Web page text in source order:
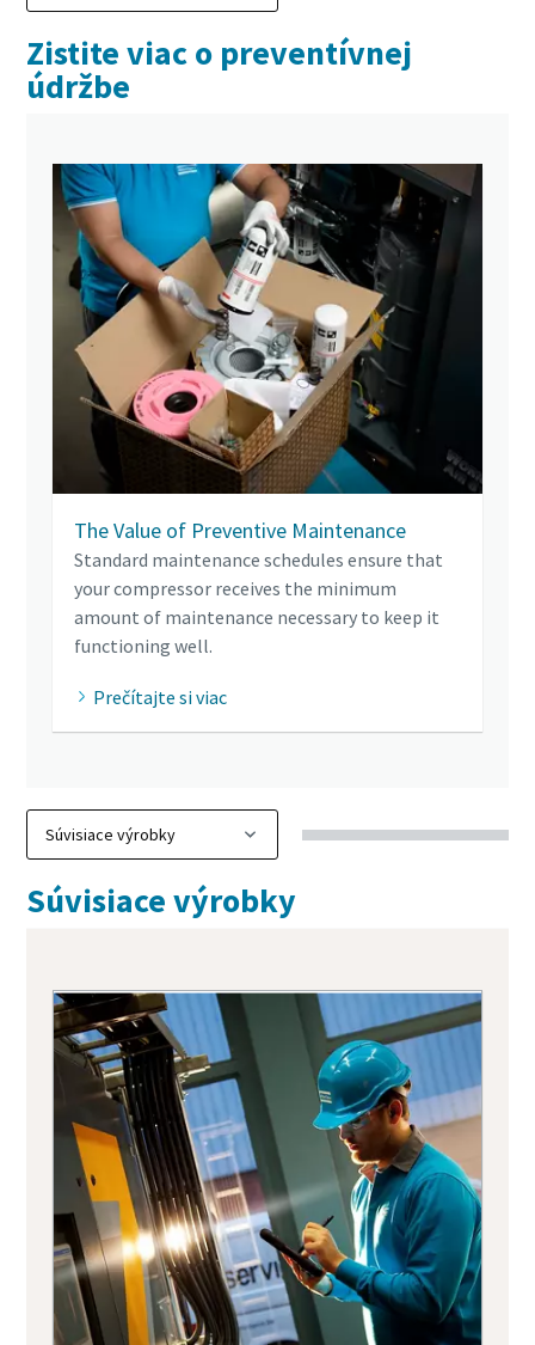
Zistite viac o preventívnej
údržbe
The Value of Preventive Maintenance
Standard maintenance schedules ensure that
your compressor receives the minimum
amount of maintenance necessary to keep it
functioning well.
Prečítajte si viac
Súvisiace výrobky